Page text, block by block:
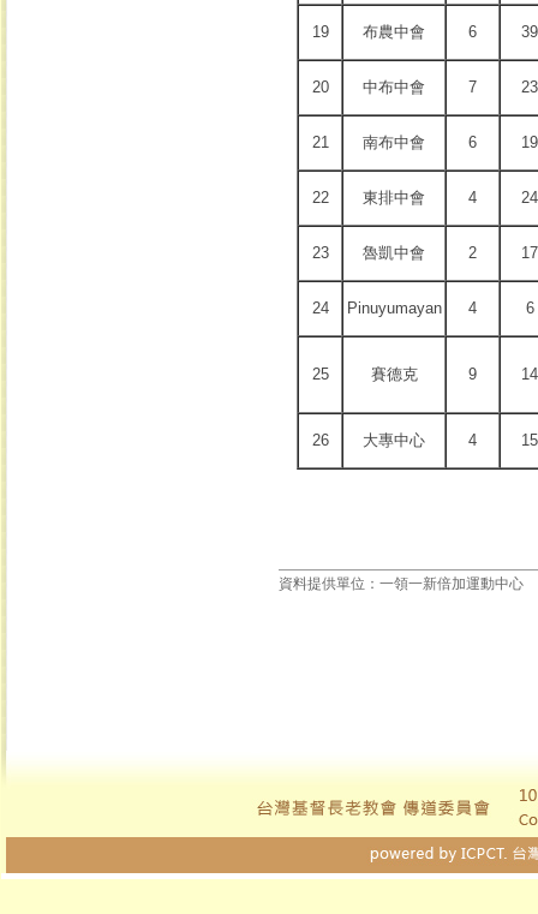
19 布農中會 6 39
20 中布中會 7 23
21 南布中會 6 19
22 東排中會 4 24
23 魯凱中會 2 17
24 Pinuyumayan 4 6
25 賽德克 9 14
26 大專中心 4 15
資料提供單位： 一領一新倍加運動中心